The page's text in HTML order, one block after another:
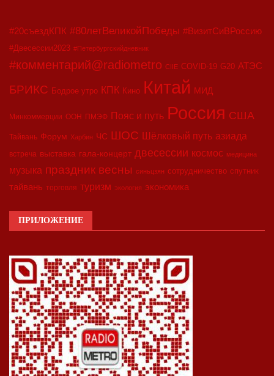
#20съездКПК #80летВеликойПобеды #ВизитСиВРоссию
#Двесессии2023 #Петербургскийдневник
#комментарий@radiometro CIIE COVID-19 G20 АТЭС
БРИКС Бодрое утро КПК Кино Китай МИД
Минкоммерции ООН ПМЭФ Пояс и путь Россия США
Тайвань Форум Харбин ЧС ШОС Шёлковый путь азиада
встреча выставка гала-концерт двесессии космос медицина
музыка праздник весны синьцзян сотрудничество спутник
тайвань торговля туризм экология экономика
ПРИЛОЖЕНИЕ